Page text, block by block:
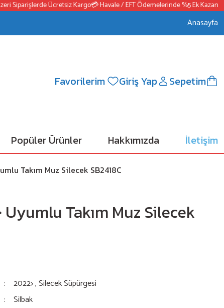
Siparişlerde Ücretsiz Kargo💳 Havale / EFT Ödemelerinde %5 Ek Kazanç
Anasayfa
Favorilerim Giriş Yap Sepetim
Popüler Ürünler Hakkımızda İletişim
Takım Muz Silecek SB2418C
Uyumlu Takım Muz Silecek
2022>,Silecek Süpürgesi
Silbak